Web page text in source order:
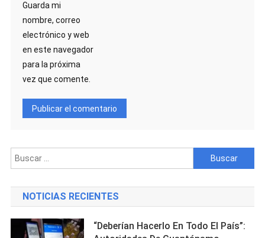
Guarda mi
nombre, correo
electrónico y web
en este navegador
para la próxima
vez que comente.
Buscar:
NOTICIAS RECIENTES
“Deberían Hacerlo En Todo El País”: